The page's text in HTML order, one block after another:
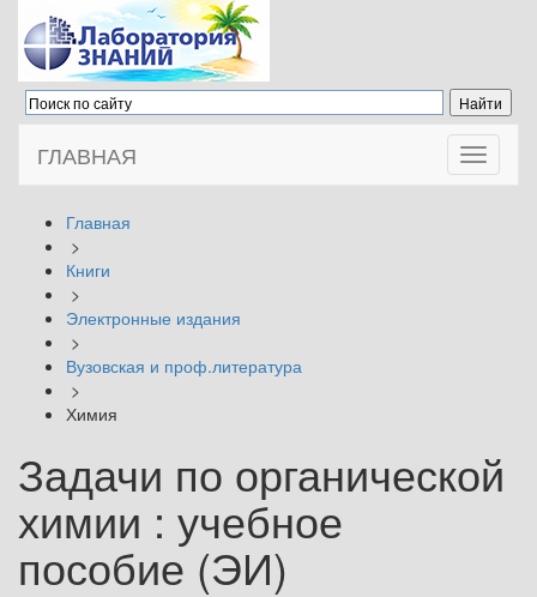
Toggle
ГЛАВНАЯ
Главная
>
Книги
>
Электронные издания
>
Вузовская и проф.литература
>
Химия
Задачи по органической
химии : учебное
пособие (ЭИ)